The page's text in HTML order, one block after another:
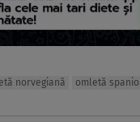
norvegiană omletă